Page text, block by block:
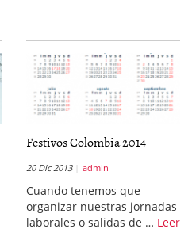
Festivos Colombia 2014
20 Dic 2013 admin
Cuando tenemos que
organizar nuestras jornadas
laborales o salidas de … Leer